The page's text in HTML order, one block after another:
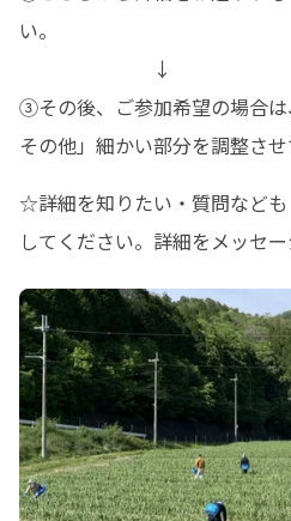
い。
↓
③その後、ご参加希望の場合は
その他」細かい部分を調整させ
☆詳細を知りたい・質問など
してください。詳細をメッセー